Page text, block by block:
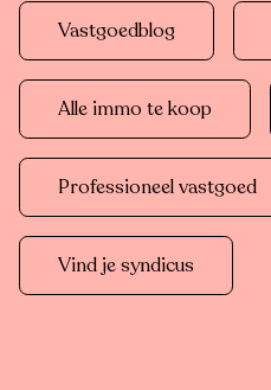
Vastgoedblog
Alle immo te koop
Professioneel vastgoed
Vind je syndicus